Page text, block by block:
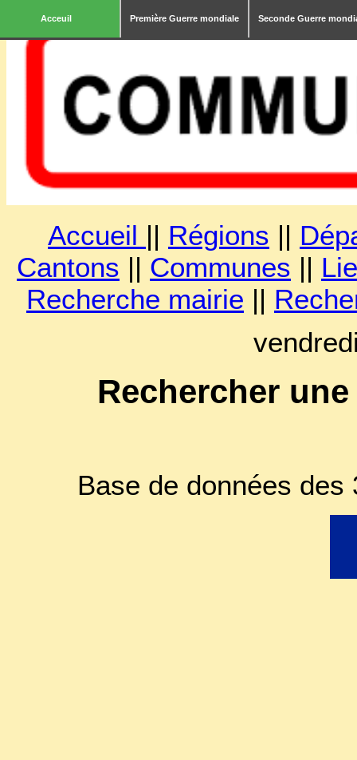
Acceuil Première Guerre mondiale Seconde Guerre
Accueil || Régions ||
Cantons || Communes ||
Recherche mairie ||
Rechercher
Base de données